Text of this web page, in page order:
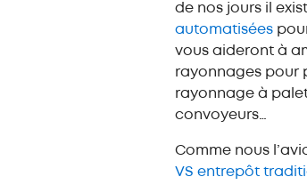
de nos jours il
automatisées
vous aideront à
rayonnages pour
rayonnage à
convoyeurs…
Comme nous
VS entrepôt